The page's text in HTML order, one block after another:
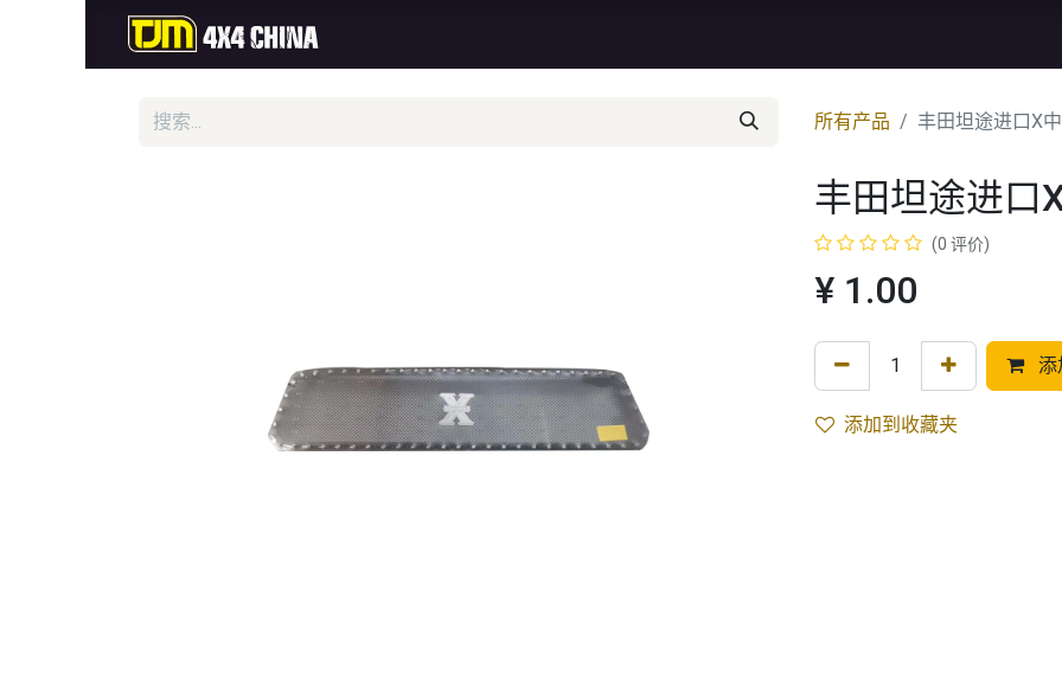
所有产品 丰田坦途进口X
丰田坦途进口
(0 评价)
¥ 1.00
添
添加到收藏夹